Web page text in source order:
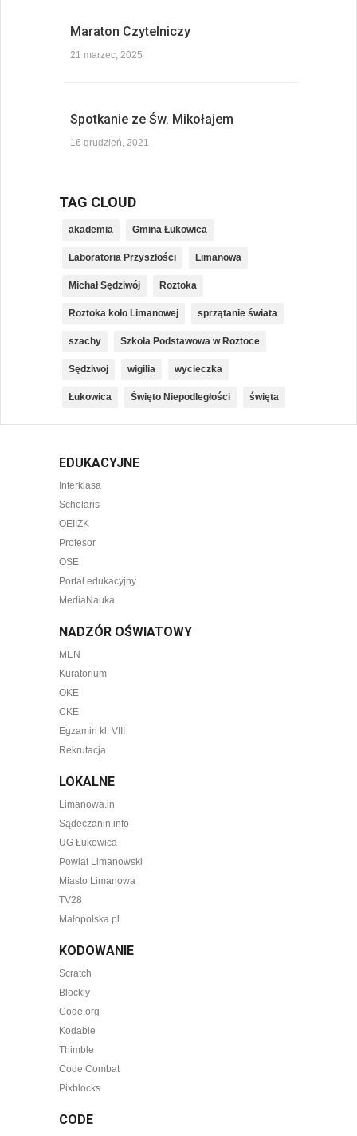
Maraton Czytelniczy
21 marzec, 2025
Spotkanie ze Św. Mikołajem
16 grudzień, 2021
TAG CLOUD
akademia Gmina Łukowica
Laboratoria Przyszłości Limanowa
Michał Sędziwój Roztoka
Roztoka koło Limanowej sprzątanie świata
szachy Szkoła Podstawowa w Roztoce
Sędziwoj wigilia wycieczka
Łukowica Święto Niepodległości święta
EDUKACYJNE
Interklasa
Scholaris
OEIIZK
Profesor
OSE
Portal edukacyjny
MediaNauka
NADZÓR OŚWIATOWY
MEN
Kuratorium
OKE
CKE
Egzamin kl. VIII
Rekrutacja
LOKALNE
Limanowa.in
Sądeczanin.info
UG Łukowica
Powiat Limanowski
Miasto Limanowa
TV28
Małopolska.pl
KODOWANIE
Scratch
Blockly
Code.org
Kodable
Thimble
Code Combat
Pixblocks
CODE